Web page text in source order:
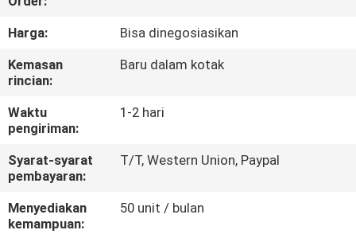
PABRIK
KONTROL
KUALITAS
HUBUNGI
KAMI
BERITA
Harga:
Bisa dinegosiasikan
Kemasan
rincian:
Baru dalam kotak
Waktu
pengiriman:
1-2 hari
Syarat-syarat
pembayaran:
T/T, Western Union, Paypal
Menyediakan
kemampuan:
50 unit / bulan